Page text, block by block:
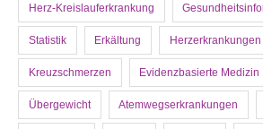
Herz-Kreislauferkrankung
Statistik Erkältung Herzerkrankungen
Kreuzschmerzen Evidenzbasierte Medizin
Übergewicht Atemwegserkrankungen